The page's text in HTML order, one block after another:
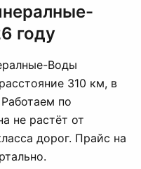
году
Воды
310 км, в
по
не растёт от
дорог. Прайс на